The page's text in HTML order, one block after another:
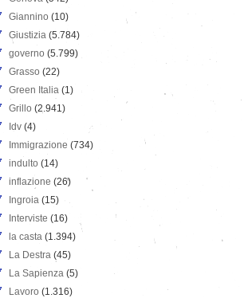
Giannino (10)
Giustizia (5.784)
governo (5.799)
Grasso (22)
Green Italia (1)
Grillo (2.941)
Idv (4)
Immigrazione (734)
indulto (14)
inflazione (26)
Ingroia (15)
Interviste (16)
la casta (1.394)
La Destra (45)
La Sapienza (5)
Lavoro (1.316)